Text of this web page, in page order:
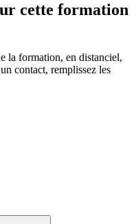
cette formation
la formation, en distanciel,
contact, remplissez les